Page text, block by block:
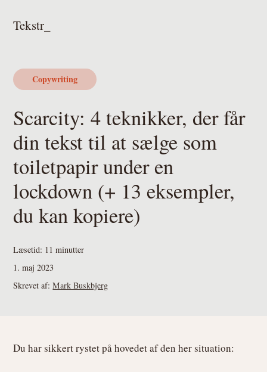
direkte
navigation
direkte
Tekstr_
Copywriting
Scarcity: 4 teknikker, der får
din tekst til at sælge som
toiletpapir under en
lockdown (+ 13 eksempler,
du kan kopiere)
Læsetid: 11 minutter
1. maj 2023
Skrevet af:Mark Buskbjerg
Du har sikkert rystet på hovedet af den her situation: